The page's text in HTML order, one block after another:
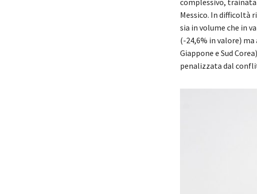
complessivo, trainata
Messico. In difficoltà
sia in volume che in
(-24,6% in valore)
Giappone e Sud
penalizzata dal